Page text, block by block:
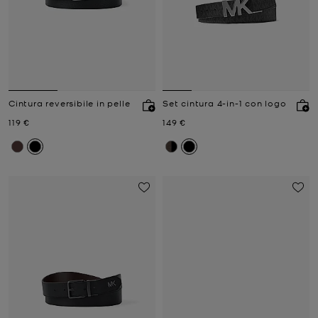
Cintura reversibile in pelle
Prezzo attuale
119 €
Set cintura 4-in-1 con logo
Prezzo attuale
149 €